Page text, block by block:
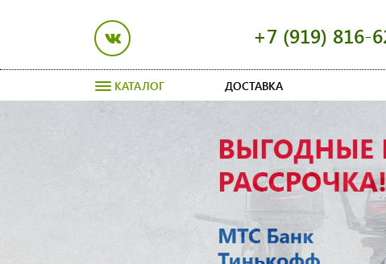
+7 (919) 816-
КАТАЛОГ ДОСТАВКА